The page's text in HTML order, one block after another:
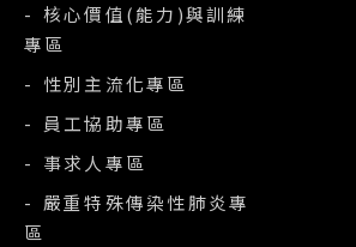
- 核心價值(能力)與訓練
專區
- 性別主流化專區
- 員工協助專區
- 事求人專區
- 嚴重特殊傳染性肺炎專
區